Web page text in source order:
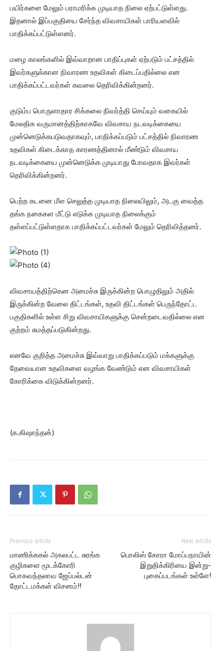
பயிர்களை மேலும் பராமரிக்க முடியாத நிலை ஏற்பட்டுள்ளது.
இதனால் இப்பகுதியை சேர்ந்த விவசாயிகள் பாரியளவில்
பாதிக்கப்பட்டுள்ளனர்.
மழை காலங்களில் இவ்வாறான பாதிப்புகள் ஏற்படும் பட்சத்தில்
இவர்களுக்கான நிவாரண உதவிகள் கிடைப்பதில்லை என
பாதிக்கப்பட்டவர்கள் கவலை தெரிவிக்கின்றனர்.
குடும்ப பொருளாதார சிக்கலை நிவர்த்தி செய்யும் வகையில்
மேலதிக வருமானத்திற்காகவே விவசாய நடவடிக்கையை
முன்னெடுக்கபடுவதாகவும், பாதிக்கப்படும் பட்சத்தில் நிவாரண
உதவிகள் கிடைக்காத காரணத்தினால் மீண்டும் விவசாய
நடவடிக்கையை முன்னெடுக்க முடியாது போவதாக இவர்கள்
தெரிவிக்கின்றனர்.
பெற்ற கடனை மீள செலுத்த முடியாத நிலையிலும், அடகு வைத்த
தங்க நகைகள மீட்டு எடுக்க முடியாத நிலைக்கும்
தள்ளப்பட்டுள்ளதாக பாதிக்கப்பட்டவர்கள் மேலும் தெரிவித்தனர்.
விவசாயத்திற்கென அமைச்சு இருக்கின்ற பொழுதிலும் அதில்
இருக்கின்ற வேலை திட்டங்கள், உதவி திட்டங்கள் பெருந்தோட்ட
பகுதிகளில் உள்ள சிறு விவசாயிகளுக்கு சென்றடைவதில்லை என
குற்றம் சுமத்தப்படுகின்றது.
எனவே குறித்த அமைச்சு இவ்வாறு பாதிக்கப்படும் மக்களுக்கு
தேவையான உதவிகளை வழங்க வேண்டும் என விவசாயிகள்
கோரிக்கை விடுக்கின்றனர்.
(க.கிஷாந்தன்)
Previous article
மாணிக்ககல் அகலபட்ட சுரங்க
குழிகளை மூடக்கோரி
பொகவந்தலாவ ஜேப்பல்டன்
தோட்டமக்கள் விசனம்!!
Next article
பொலிஸ் கோரா மோப்பநாயின்
இறுதிக்கிரியை இன்று-
புகைப்படங்கள் உள்ளே!